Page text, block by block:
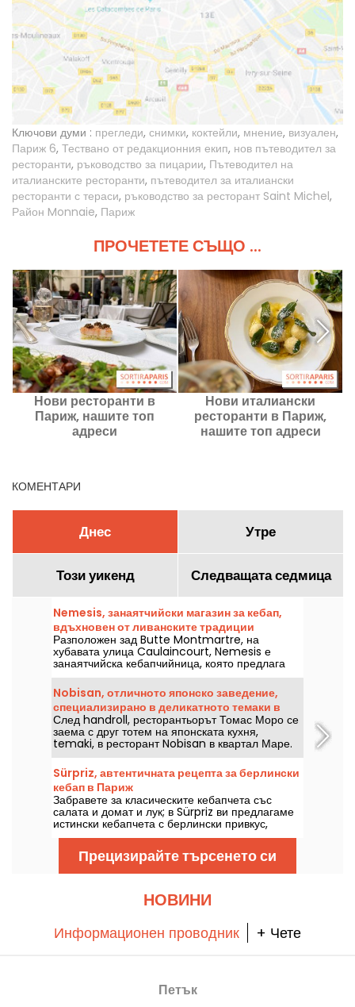
Ключови думи : прегледи, снимки, коктейли, мнение, визуален,
Париж 6, Тествано от редакционния екип, нов пътеводител за
ресторанти, ръководство за пицарии, Пътеводител на
италианските ресторанти, пътеводител за италиански
ресторанти с тераси, ръководство за ресторант Saint Michel,
Район Monnaie, Париж
ПРОЧЕТЕТЕ СЪЩО ...
Нови ресторанти в
Париж, нашите топ
адреси
Нови италиански
ресторанти в Париж,
нашите топ адреси
КОМЕНТАРИ
Днес Утре
Този уикенд Следващата седмица
Nemesis, занаятчийски магазин за кебап,
вдъхновен от ливанските традиции
Разположен зад Butte Montmartre, на
хубавата улица Caulaincourt, Nemesis е
занаятчийска кебапчийница, която предлага
100% домашно приготвени сандвичи и
гарнитури. Модерно място, предлагащо
ливански вкусове, което трябва да бъде
открито в 18-и район на Париж.
Nobisan, отличното японско заведение,
специализирано в деликатното темаки в
квартал Маре.
След handroll, ресторантьорът Томас Моро се
заема с друг тотем на японската кухня,
temaki, в ресторант Nobisan в квартал Маре.
С голяма финес, този благороден адрес е
истински успех.
Sürpriz, автентичната рецепта за берлински
кебап в Париж
Забравете за класическите кебапчета със
салата и домат и лук; в Sürpriz ви предлагаме
истински кебапчета с берлински привкус,
пълни с пресни зеленчуци, перфектно
изпечено месо и домашно приготвени сосове.
Добри новини за жителите на Източен Париж: в
Бастилията току-що отвори врати нов адрес!
Прецизирайте търсенето си
НОВИНИ
Информационен проводник + Чете
Петък